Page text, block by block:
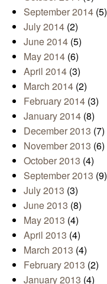
September 2014 (5)
July 2014 (2)
June 2014 (5)
May 2014 (6)
April 2014 (3)
March 2014 (2)
February 2014 (3)
January 2014 (8)
December 2013 (7)
November 2013 (6)
October 2013 (4)
September 2013 (9)
July 2013 (3)
June 2013 (8)
May 2013 (4)
April 2013 (4)
March 2013 (4)
February 2013 (2)
January 2013 (4)